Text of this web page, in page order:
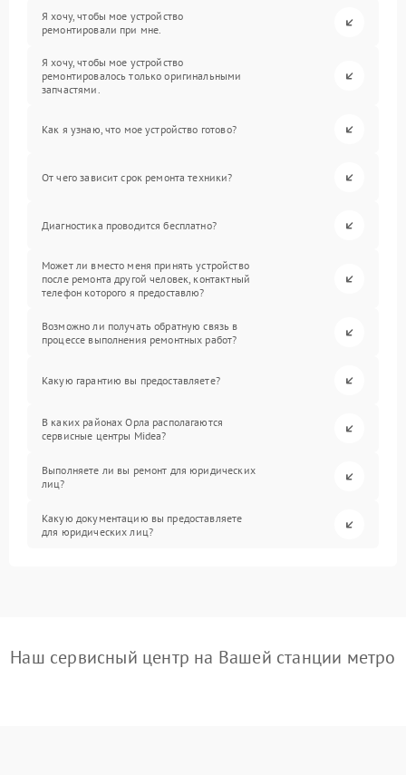
Я хочу, чтобы мое устройство
ремонтировали при мне.
Я хочу, чтобы мое устройство
ремонтировалось только оригинальными
запчастями.
Как я узнаю, что мое устройство готово?
От чего зависит срок ремонта техники?
Диагностика проводится бесплатно?
Может ли вместо меня принять устройство
после ремонта другой человек, контактный
телефон которого я предоставлю?
Возможно ли получать обратную связь в
процессе выполнения ремонтных работ?
Какую гарантию вы предоставляете?
В каких районах Орла располагаются
сервисные центры Midea?
Выполняете ли вы ремонт для юридических
лиц?
Какую документацию вы предоставляете
для юридических лиц?
Наш сервисный центр на Вашей станции метро